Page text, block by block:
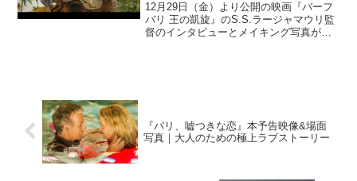
12月29日（金）より公開の映画『バーフ
バリ 王の凱旋』のS.S.ラージャマウリ監
督のインタビューとメイキング写真が到
『パリ、嘘つきな恋』本予告映像&場面
写真｜大人のための極上ラブストーリー